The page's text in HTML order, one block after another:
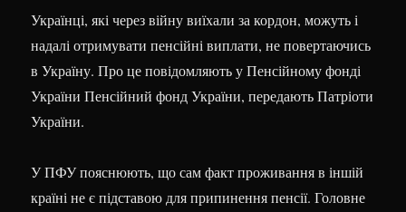
Українці, які через війну виїхали за кордон, можуть і
надалі отримувати пенсійні виплати, не повертаючись
в Україну. Про це повідомляють у Пенсійному фонді
УкраїниПенсійний фонд України,передають Патріоти
України.
У ПФУ пояснюють, що сам факт проживання в іншій
країні не є підставою для припинення пенсії. Головне